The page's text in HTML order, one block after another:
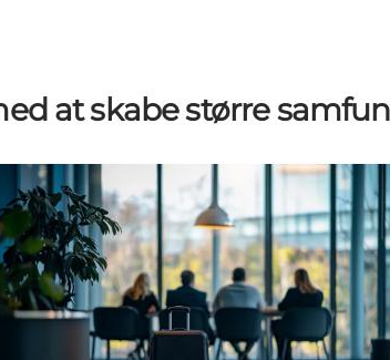
at skabe større